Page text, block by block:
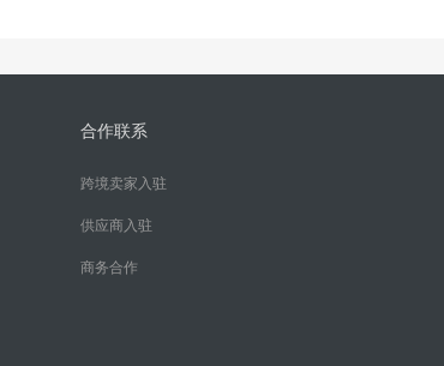
合作联系
跨境卖家入驻
供应商入驻
商务合作